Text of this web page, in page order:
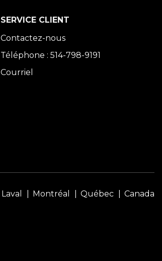
SERVICE CLIENT
Contactez-nous
Téléphone : 514-798-9191
Courriel
Laval Montréal Québec Canada